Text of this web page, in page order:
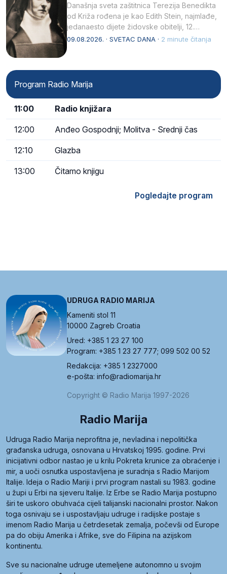
Današnja sveta zaštitnica Terezija Benedikta
od Križa rođena je kao Edith Stein, najmlađe,
jedanaesto dijete židovske obitelji, 12.
listopada 1891, u Wrocławu…
09.08.2026. · SVETAC DANA · 2 minute čitanja
Program Radio Marija
11:00 Radio knjižara
12:00 Anđeo Gospodnji; Molitva - Srednji čas
12:10 Glazba
13:00 Čitamo knjigu
Pogledajte program
UDRUGA RADIO MARIJA
Kameniti stol 11
10000 Zagreb Croatia
Ured: +385 1 23 27 100
Program: +385 1 23 27 777; 099 502 00 52
Redakcija: +385 1 2327000
e-pošta: info@radiomarija.hr
Copyright © Radio Marija 1997-2026
Radio Marija
Udruga Radio Marija neprofitna je, nevladina i nepolitička
građanska udruga, osnovana u Hrvatskoj 1995. godine. Prvi
inicijativni odbor nastao je u krilu Pokreta krunice za obraćenje i
mir, a uoči osnutka uspostavljena je suradnja s Radio Marijom
Italije. Ideja o Radio Mariji i prvi program nastali su 1983. godine
u župi u Erbi na sjeveru Italije. Iz Erbe se Radio Marija postupno
širi te uskoro obuhvaća cijeli talijanski nacionalni prostor. Nakon
toga osnivaju se i uspostavljaju udruge i radijske postaje s
imenom Radio Marija u četrdesetak zemalja, počevši od Europe
pa do obiju Amerika i Afrike, sve do Filipina na azijskom
kontinentu.
Sve su nacionalne udruge utemeljene autonomno u svojim